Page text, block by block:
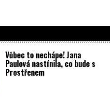
Vůbec to nechápe! Jana
Paulová nastínila, co bude s
Prostřenem